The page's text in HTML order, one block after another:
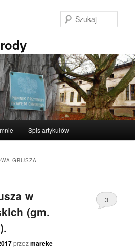
Spis artykułów
GRUSZA
w
(gm.
przezmareke
3